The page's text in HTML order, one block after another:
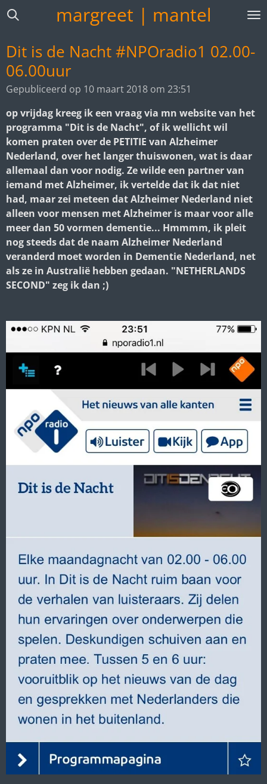
Ga
de
hoofdinhoud
margreet | mantel
Dit is de Nacht #NPOradio1 02.00-
06.00uur
Gepubliceerd op 10 maart 2018 om 23:51
op vrijdag kreeg ik een vraag via mn website van het
programma "Dit is de Nacht", of ik wellicht wil
komen praten over de PETITIE van Alzheimer
Nederland, over het langer thuiswonen, wat is daar
allemaal dan voor nodig. Ze wilde een partner van
iemand met Alzheimer, ik vertelde dat ik dat niet
had, maar zei meteen dat Alzheimer Nederland niet
alleen voor mensen met Alzheimer is maar voor alle
meer dan 50 vormen dementie... Hmmmm, ik pleit
nog steeds dat de naam Alzheimer Nederland
veranderd moet worden in Dementie Nederland, net
als ze in Australië hebben gedaan. "NETHERLANDS
SECOND" zeg ik dan ;)